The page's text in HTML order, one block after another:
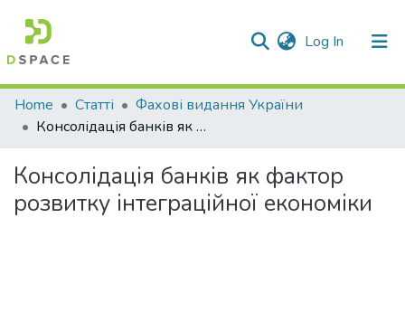
Log In (current)
Communities & Collections
All of DSpace
Statistics
Home Статті
Фахові видання України
Консолідація банків як фактор розвитку інтеграційної економіки
Консолідація банків як фактор
розвитку інтеграційної економіки